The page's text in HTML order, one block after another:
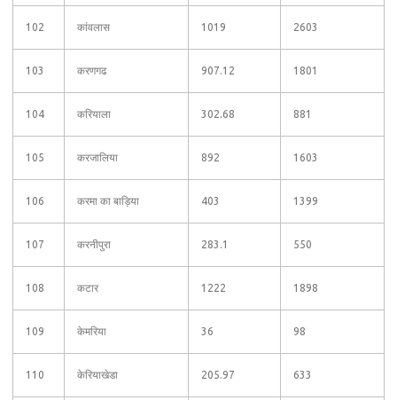
102 कांवलास 1019 2603
103 करणगढ 907.12 1801
104 करियाला 302.68 881
105 करजालिया 892 1603
106 करमा का बाड़िया 403 1399
107 करनीपुरा 283.1 550
108 कटार 1222 1898
109 केमरिया 36 98
110 केरियाखेडा 205.97 633